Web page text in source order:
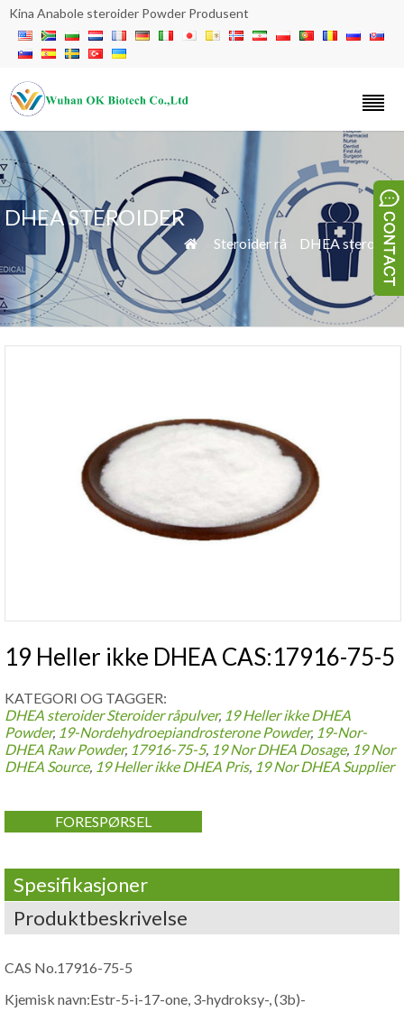
Kina Anabole steroider Powder Produsent
DHEA STEROIDER
 Steroider rå DHEA steroider
19 Heller ikke DHEA CAS:17916-75-5
KATEGORI OG TAGGER:
DHEA steroider Steroider råpulver, 19 Heller ikke DHEA
Powder, 19-Nordehydroepiandrosterone Powder, 19-Nor-
DHEA Raw Powder, 17916-75-5, 19Nor DHEA Dosage, 19Nor
DHEA Source, 19 Heller ikke DHEA Pris, 19Nor DHEA Supplier
FORESPØRSEL
Spesifikasjoner
Produktbeskrivelse
CAS No.17916-75-5
Kjemisk navn:Estr-5-i-17-one, 3-hydroksy-, (3b)-